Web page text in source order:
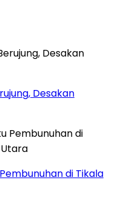
Desakan
di Tikala